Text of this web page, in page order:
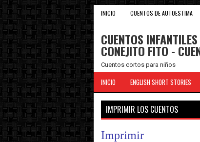
INICIO CUENTOS DE AUTOESTIMA
CUENTOS
CONEJITO FITO -
Cuentos cortos para niños
INICIO ENGLISH SHORT STORIES
IMPRIMIR LOS CUENTOS
Imprimir